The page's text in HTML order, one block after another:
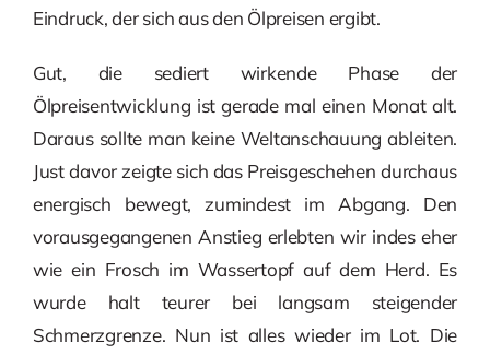
Eindruck, der sich aus den Ölpreisen ergibt.
Gut, die sediert wirkende Phase der
Ölpreisentwicklung ist gerade mal einen Monat alt.
Daraus sollte man keine Weltanschauung ableiten.
Just davor zeigte sich das Preisgeschehen durchaus
energisch bewegt, zumindest im Abgang. Den
vorausgegangenen Anstieg erlebten wir indes eher
wie ein Frosch im Wassertopf auf dem Herd. Es
wurde halt teurer bei langsam steigender
Schmerzgrenze. Nun ist alles wieder im Lot. Die